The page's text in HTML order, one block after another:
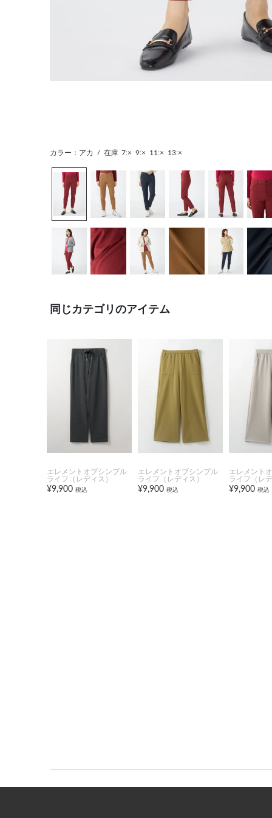
カラー：アカ / 在庫 7:× 9:× 11:× 13:×
同じカテゴリのアイテム
エレメントオブシンプル
ライフ（レディス）
¥9,900 税込
エレメントオブシンプル
ライフ（レディス）
¥9,900 税込
エレメント
ライフ（レ
¥9,900 税込